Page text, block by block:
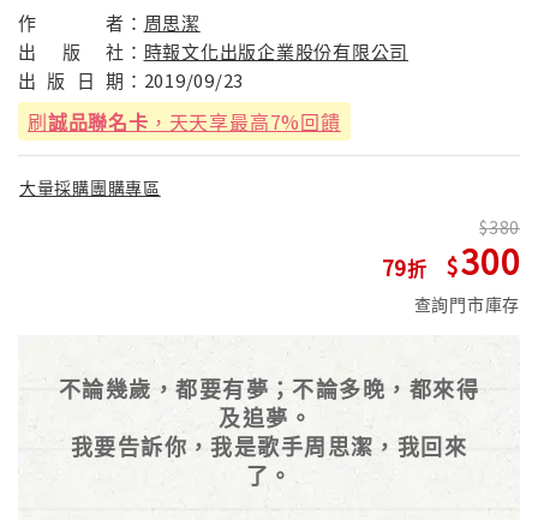
作 者： 周思潔
出
版 社： 時報文化出版企業股份有限公司
出 版 日 期： 2019/09/23
刷誠品聯名卡 ，天天享最高7%回饋
大量採購團購專區
79
380
300
查詢門市庫存
不論幾歲，都要有夢；不論多晚，都來得
及追夢。
我要告訴你，我是歌手周思潔，我回來
了。